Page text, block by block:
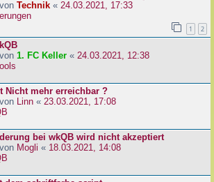
Technik « 24.03.2021, 17:33
1 2
1. FC Keller « 24.03.2021, 12:38
Nicht mehr erreichbar ?
Linn « 23.03.2021, 17:08
bei wkQB wird nicht akzeptiert
Mogli « 18.03.2021, 14:08